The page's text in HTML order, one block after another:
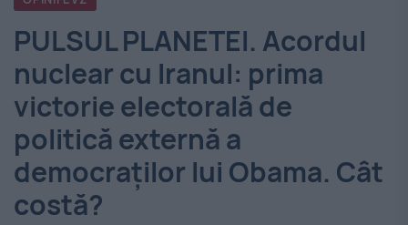
România
-
Evenimentul
Zilei
PULSUL PLANETEI. Acordul
nuclear cu Iranul: prima
victorie electorală de
politică externă a
democraților lui Obama. Cât
costă?